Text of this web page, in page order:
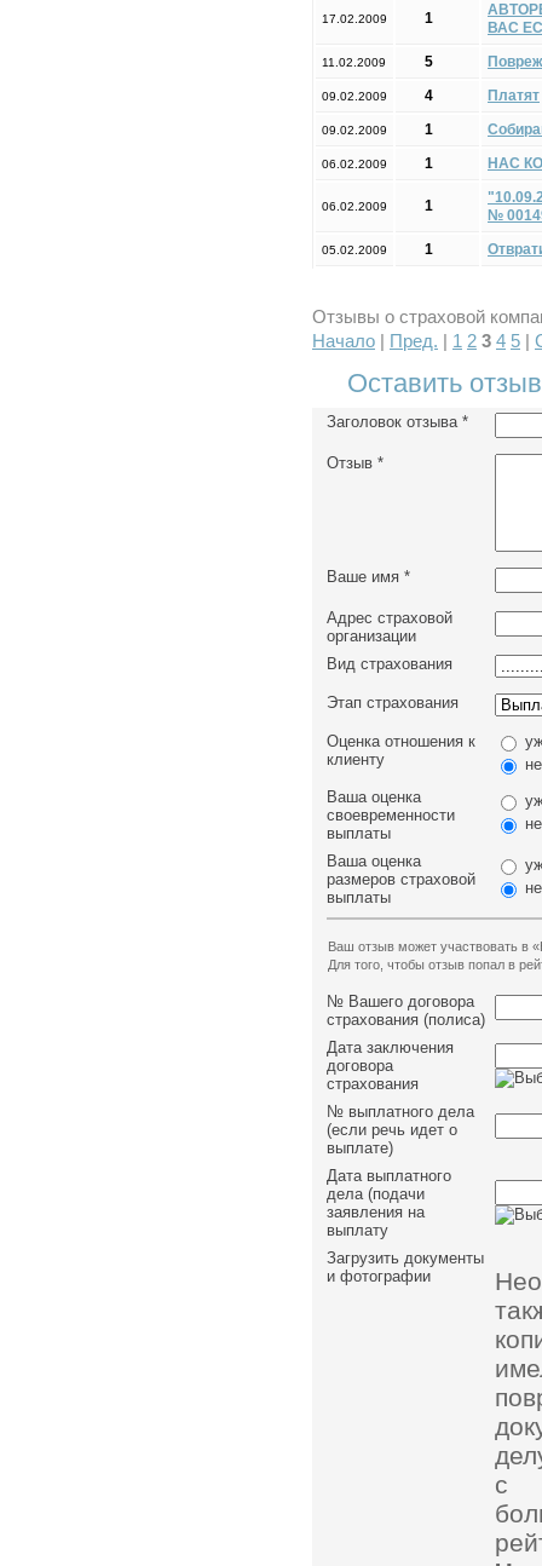
17.02.2009 1
ВАС
11.02.2009 5
09.02.2009 4 Платят
09.02.2009 1
06.02.2009 1 НАС
06.02.2009 1
№
05.02.2009 1
Отзывы о страховой
Начало
Пред. 1 2 3 4 5
Оставить
Заголовок отзыва *
Отзыв *
Ваше имя *
Адрес страховой
организации
Вид страхования
Этап страхования
Оценка отношения к
клиенту
Ваша оценка
своевременности
выплаты
Ваша оценка
размеров страховой
выплаты
Ваш отзыв может участвовать в
Для того, чтобы отзыв попал в
№ Вашего договора
страхования (полиса)
Дата заключения
договора
страхования
№ выплатного дела
(если речь идет о
выплате)
Дата выплатного
дела (подачи
заявления на
выплату
Загрузить документы
и фотографии
с